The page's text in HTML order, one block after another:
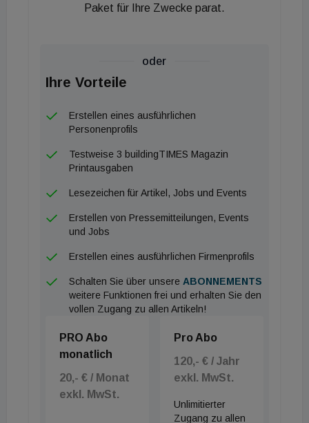
Paket für Ihre Zwecke parat.
oder
Ihre Vorteile
Erstellen eines ausführlichen
Personenprofils
Testweise 3 buildingTIMES Magazin
Printausgaben
Lesezeichen für Artikel, Jobs und Events
Erstellen von Pressemitteilungen, Events
und Jobs
Erstellen eines ausführlichen Firmenprofils
Schalten Sie über unsere ABONNEMENTS
weitere Funktionen frei und erhalten Sie den
vollen Zugang zu allen Artikeln!
PRO Abo
monatlich
20,- € / Monat
exkl. MwSt.
Pro Abo
120,- € / Jahr
exkl. MwSt.
Unlimitierter
Zugang zu allen